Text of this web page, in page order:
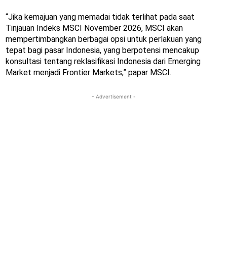
“Jika kemajuan yang memadai tidak terlihat pada saat
Tinjauan Indeks MSCI November 2026, MSCI akan
mempertimbangkan berbagai opsi untuk perlakuan yang
tepat bagi pasar Indonesia, yang berpotensi mencakup
konsultasi tentang reklasifikasi Indonesia dari Emerging
Market menjadi Frontier Markets,” papar MSCI.
- Advertisement -